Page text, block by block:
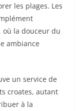
les plages. Les
la douceur du
ambiance
un service de
croates, autant
à la